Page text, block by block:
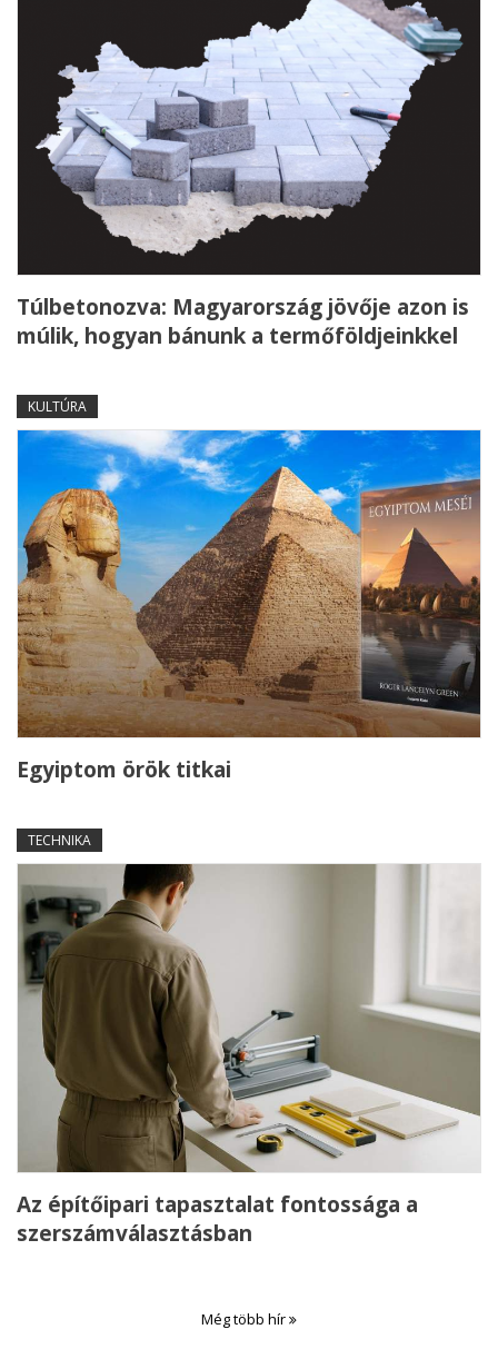
Túlbetonozva: Magyarország jövője azon is
múlik, hogyan bánunk a termőföldjeinkkel
KULTÚRA
Egyiptom örök titkai
TECHNIKA
Az építőipari tapasztalat fontossága a
szerszámválasztásban
Még több hír